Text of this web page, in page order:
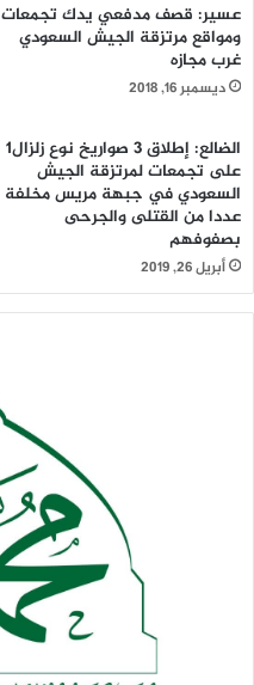
عسير: قصف مدفعي يدك تجمعات
ومواقع مرتزقة الجيش السعودي
غرب مجازه
ديسمبر 16, 2018
الضالع: إطلاق 3 صواريخ نوع زلزال1
على تجمعات لمرتزقة الجيش
السعودي في جبهة مريس مخلفة
عددا من القتلى والجرحى
بصفوفهم
أبريل 26, 2019